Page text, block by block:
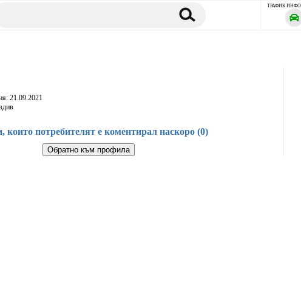
ТРАФИК
21.09.2021
които потребителят е коментирал наскоро (0)
Обратно към профила